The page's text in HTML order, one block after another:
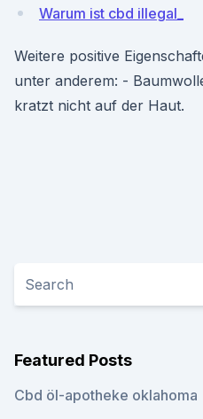
Warum ist cbd illegal_
Weitere positive
unter anderem: -
kratzt nicht auf der Haut.
Featured Posts
Cbd öl-apotheke oklahoma